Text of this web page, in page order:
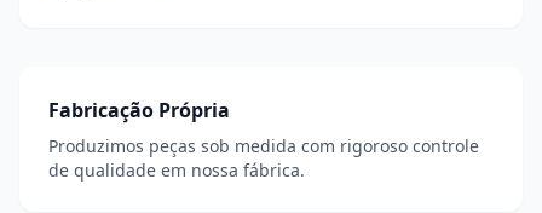
Fabricação Própria
Produzimos peças sob medida com rigoroso controle
de qualidade em nossa fábrica.